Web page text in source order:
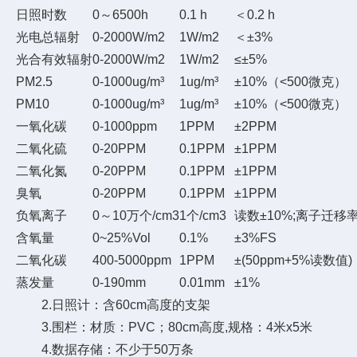
日照时数
0～6500h 0.1 h
＜0.2 h
光电总辐射
0-2000W/m2 1W/m2
＜±3%
光合有效辐射0-2000W/m2 1W/m2
≤±5%
PM2.5
0-1000ug/m³ 1ug/m³
±10%（<500微克）
PM10
0-1000ug/m³ 1ug/m³
±10%（<500微克）
一氧化碳
0-1000ppm 1PPM
±2PPM
二氧化硫
0-20PPM 0.1PPM
±1PPM
二氧化氮
0-20PPM 0.1PPM
±1PPM
臭氧
0-20PPM 0.1PPM
±1PPM
负氧离子
0～10万个/cm31个/cm3 读数±10%;离子迁移
含氧量
0~25%Vol 0.1%
±3%FS
二氧化碳
400-5000ppm 1PPM
±(50ppm+5%读数值)
蒸发量
0-190mm 0.01mm
±1%
2.日照计：含60cm高度的支架
3.围栏：材质：PVC；80cm高度,规格：4米x5米
4.数据存储：不少于50万条